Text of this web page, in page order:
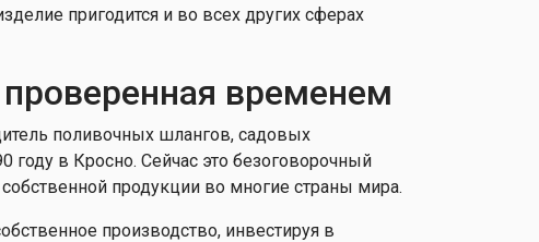
пригодится и во всех других сферах
временем
поливочных шлангов, садовых
году в Кросно. Сейчас это безоговорочный
продукции во многие страны мира.
производство, инвестируя в